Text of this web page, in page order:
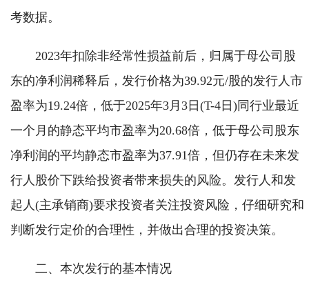
考数据。
2023年扣除非经常性损益前后，归属于母公司股
东的净利润稀释后，发行价格为39.92元/股的发行人市
盈率为19.24倍，低于2025年3月3日(T-4日)同行业最近
一个月的静态平均市盈率为20.68倍，低于母公司股东
净利润的平均静态市盈率为37.91倍，但仍存在未来发
行人股价下跌给投资者带来损失的风险。发行人和发
起人(主承销商)要求投资者关注投资风险，仔细研究和
判断发行定价的合理性，并做出合理的投资决策。
二、本次发行的基本情况